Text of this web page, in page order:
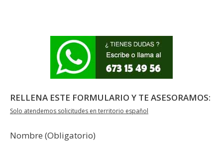
RELLENA ESTE FORMULARIO Y TE ASESORAMOS:
Solo atendemos solicitudes en territorio español
Nombre (Obligatorio)